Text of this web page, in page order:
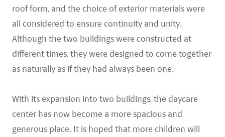
roof form, and the choice of exterior materials were
all considered to ensure continuity and unity.
Although the two buildings were constructed at
different times, they were designed to come together
as naturally as if they had always been one.
With its expansion into two buildings, the daycare
center has now become a more spacious and
generous place. It is hoped that more children will